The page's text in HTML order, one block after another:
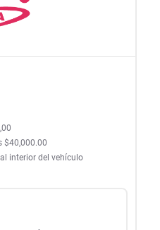
$40,000.00
interior del vehículo